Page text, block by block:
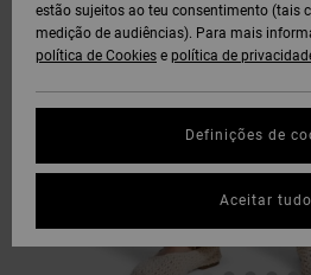
estão sujeitos ao teu consentimento (tais
medição de audiências). Para mais
política de Cookies e política de
Definições de
Aceitar tudo